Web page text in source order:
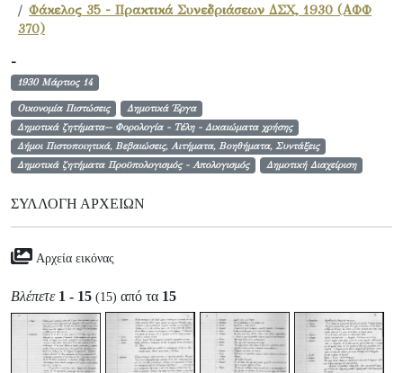
Φάκελος 35 - Πρακτικά Συνεδριάσεων ΔΣΧ, 1930 (ΑΦΦ
370)
-
1930 Μάρτιος 14
Οικονομία Πιστώσεις
Δημοτικά Έργα
Δημοτικά ζητήματα-- Φορολογία - Τέλη - Δικαιώματα χρήσης
Δήμοι Πιστοποιητικά, Βεβαιώσεις, Αιτήματα, Βοηθήματα, Συντάξεις
Δημοτικά ζητήματα Προϋπολογισμός - Απολογισμός
Δημοτική Διαχείριση
ΣΥΛΛΟΓΉ ΑΡΧΕΊΩΝ
Αρχεία εικόνας
Βλέπετε 1 - 15 (15) από τα 15